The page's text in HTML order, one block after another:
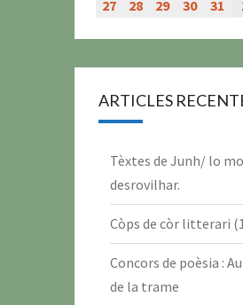
juillet juilletjuilletjuillet
27 2728 282929303031
ARTICLES
Tèxtes de Junh/ lo
desrovilhar.
Còps de còr litterari
Concors de poèsia :
de la trame